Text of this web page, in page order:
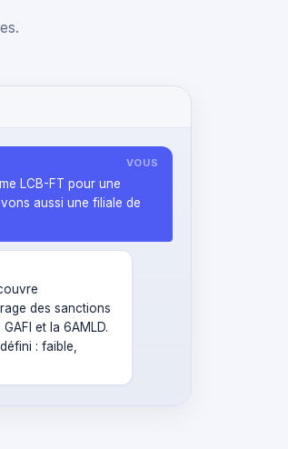
VOUS
LCB-FT pour une
aussi une filiale de
des sanctions
et la 6AMLD.
: faible,